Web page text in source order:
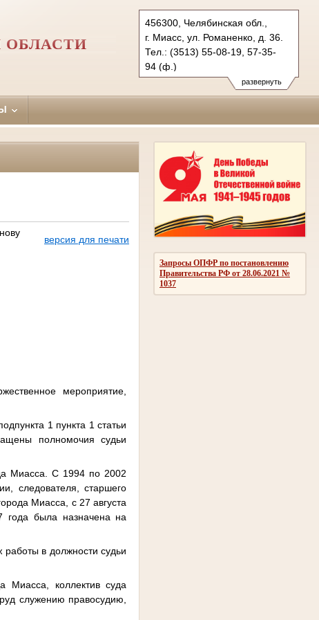
развернуть
456300, Челябинская обл.,
г. Миасс, ул. Романенко, д. 36.
Тел.: (3513) 55-08-19, 57-35-
94 (ф.)
miass.chel@sudrf.ru
ОБЛАСТИ
Запросы ОПФР по постановлению
Правительства РФ от 28.06.2021 №
1037
версия для печати
мероприятие,
1 пункта 1 статьи
полномочия судьи
Миасса. С 1994 по 2002
следователя, старшего
Миасса, с 27 августа
была назначена на
в должности судьи
Миасса, коллектив суда
служению правосудию,